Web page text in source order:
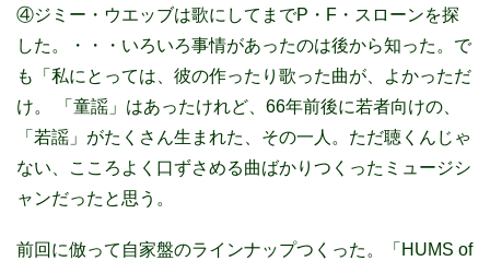
④ジミー・ウエッブは歌にしてまでP・F・スローンを探
した。・・・いろいろ事情があったのは後から知った。で
も「私にとっては、彼の作ったり歌った曲が、よかっただ
け。 「童謡」はあったけれど、66年前後に若者向けの、
「若謡」がたくさん生まれた、その一人。ただ聴くんじゃ
ない、こころよく口ずさめる曲ばかりつくったミュージシ
ャンだったと思う。
前回に倣って自家盤のラインナップつくった。「HUMS of